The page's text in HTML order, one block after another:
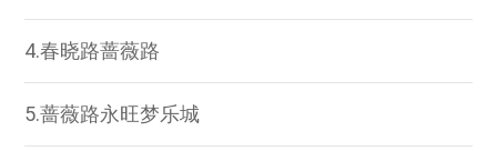
4.春晓路蔷薇路
5.蔷薇路永旺梦乐城